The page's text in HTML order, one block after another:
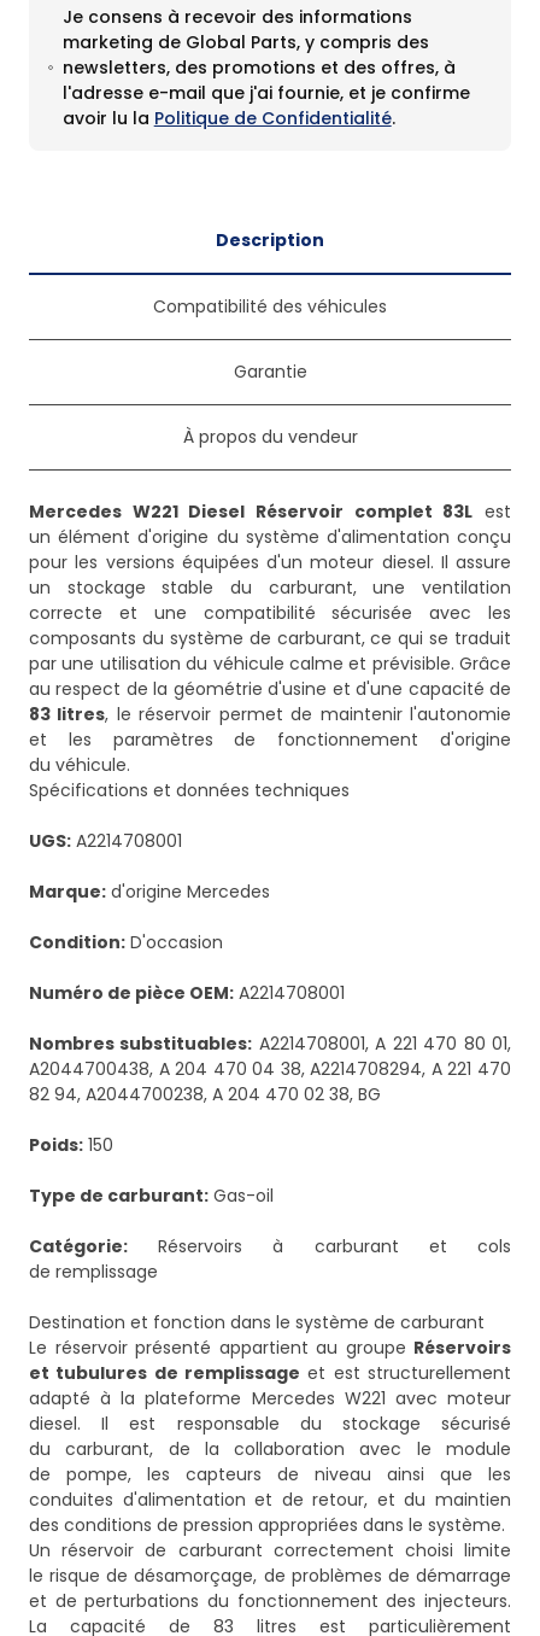
Je consens à recevoir des informations
marketing de Global Parts, y compris des
newsletters, des promotions et des offres, à
l'adresse e-mail que j'ai fournie, et je confirme
avoir lu la Politique de Confidentialité.
Description
Compatibilité des véhicules
Garantie
À propos du vendeur
Mercedes W221 Diesel Réservoir complet 83L est
un élément d'origine du système d'alimentation conçu
pour les versions équipées d'un moteur diesel. Il assure
un stockage stable du carburant, une ventilation
correcte et une compatibilité sécurisée avec les
composants du système de carburant, ce qui se traduit
par une utilisation du véhicule calme et prévisible. Grâce
au respect de la géométrie d'usine et d'une capacité de
83 litres, le réservoir permet de maintenir l'autonomie
et les paramètres de fonctionnement d'origine
du véhicule.
Spécifications et données techniques
UGS: A2214708001
Marque: d'origine Mercedes
Condition: D'occasion
Numéro de pièce OEM: A2214708001
Nombres substituables: A2214708001, A 221 470 80 01,
A2044700438, A 204 470 04 38, A2214708294, A 221 470
82 94, A2044700238, A 204 470 02 38, BG
Poids: 150
Type de carburant: Gas-oil
Catégorie: Réservoirs à carburant et cols
de remplissage
Destination et fonction dans le système de carburant
Le réservoir présenté appartient au groupe Réservoirs
et tubulures de remplissage et est structurellement
adapté à la plateforme Mercedes W221 avec moteur
diesel. Il est responsable du stockage sécurisé
du carburant, de la collaboration avec le module
de pompe, les capteurs de niveau ainsi que les
conduites d'alimentation et de retour, et du maintien
des conditions de pression appropriées dans le système.
Un réservoir de carburant correctement choisi limite
le risque de désamorçage, de problèmes de démarrage
et de perturbations du fonctionnement des injecteurs.
La capacité de 83 litres est particulièrement